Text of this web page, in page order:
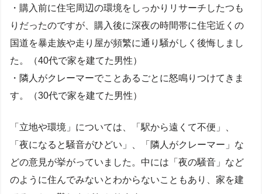
・購入前に住宅周辺の環境をしっかりリサーチしたつも
りだったのですが、購入後に深夜の時間帯に住宅近くの
国道を暴走族や走り屋が頻繁に通り騒がしく後悔しまし
た。（40代で家を建てた男性）
・隣人がクレーマーでことあるごとに怒鳴りつけてきま
す。（30代で家を建てた男性）
「立地や環境」については、「駅から遠くて不便」、
「夜になると騒音がひどい」、「隣人がクレーマー」な
どの意見が挙がっていました。中には「夜の騒音」など
のように住んでみないとわからないこともあり、家を建